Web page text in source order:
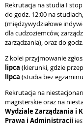
Rekrutacja na studia I
do godz. 12:00 na
(międzywydziałowe
dla cudzoziemców,
zarządzania), oraz do
Z kolei przyjmowanie
lipca (kierunki, gdzie
lipca (studia bez
Rekrutacja na
magisterskie oraz na
Wydziale Zarządzania i
Prawa i Administracji